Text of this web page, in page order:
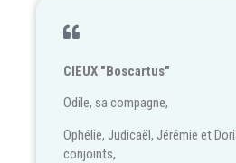
CIEUX "Boscartus"
Odile, sa compagne,
Ophélie, Judicaël, Jérémie et
conjoints,